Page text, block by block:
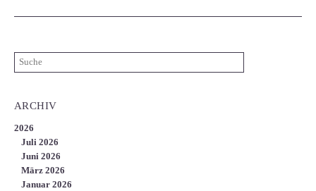
ARCHIV
2026
Juli 2026
Juni 2026
März 2026
Januar 2026